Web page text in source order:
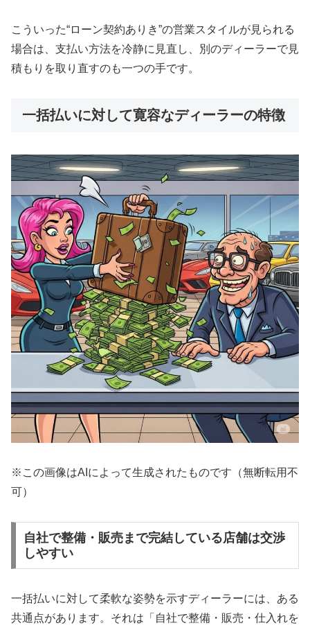
こういった“ローン契約ありき”の営業スタイルが見られる
場合は、支払い方法を冷静に見直し、別のディーラーで見
積もりを取り直すのも一つの手です。
一括払いに対して寛容なディーラーの特徴
※この画像はAIによって生成されたものです（無断転用不
可）
自社で整備・販売まで完結している店舗は交渉
しやすい
一括払いに対して柔軟な姿勢を示すディーラーには、ある
共通点があります。それは「自社で整備・販売・仕入れを